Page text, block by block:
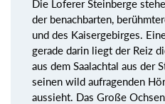
Die Loferer Steinberge
der benachbarten,
und des Kaisergebirges.
gerade darin liegt der Reiz
aus dem Saalachtal aus der
seinen wild aufragenden
aussieht. Das Große